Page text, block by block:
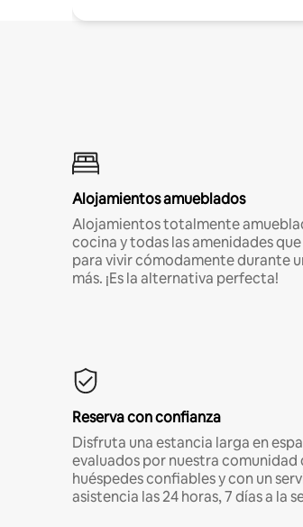
Alojamientos amueblados
Alojamientos totalmente
cocina y todas las amenidades
para vivir cómodamente durante
más. ¡Es la alternativa perfecta!
Reserva con confianza
Disfruta una estancia larga en
evaluados por nuestra comunidad
huéspedes confiables y con un
asistencia las 24 horas, 7 días a la